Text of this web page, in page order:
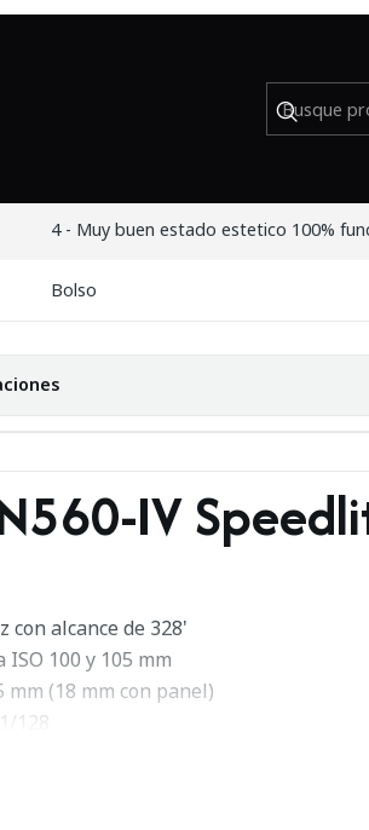
IV Speedlite -
4 - Muy buen estado estetico 100%
Bolso
IV
con alcance de 328'
100 y 105 mm
mm (18 mm con panel)
128
270°